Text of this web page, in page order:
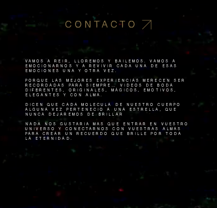
CONTACTO
VAMOS A REIR, lloremos y bailemos. Vamos a
emocionarnos y a revivir cada una de esas
emociones una y otra vez.
Porque las mejores experiencias merecen ser
recordadas para siempre… Vídeos de boda
diferentes, originales, mÁgicos, emotivos,
elegantes y con alma.
Dicen que cada molécula de nuestro cuerpo
alguna vez perteneció a una estrella, que
nunca dejaremos de brillar
Nada nos gustaría más que entrar en vuestro
universo y conectarnos con vuestras almas
para crear un recuerdo que brille por toda
la eternidad.